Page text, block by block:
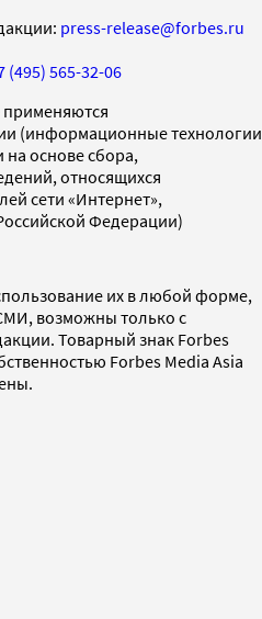
press-release@forbes.ru
(495) 565-32-06
(информационные технологии
основе сбора,
относящихся
сети «Интернет»,
Федерации)
их в любой форме,
возможны только с
Товарный знак Forbes
Forbes Media Asia